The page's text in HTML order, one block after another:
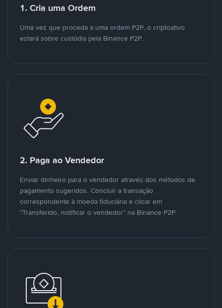
1. Cria uma Ordem
Uma vez que proceda a uma ordem P2P, o criptoativo
estará sobre custódia pela Binance P2P.
2. Paga ao Vendedor
Enviar dinheiro para o vendedor através dos métodos de
pagamento sugeridos. Concluir a transação
correspondente à moeda fiduciária e clicar em
"Transferido, notificar o vendedor" na Binance P2P.